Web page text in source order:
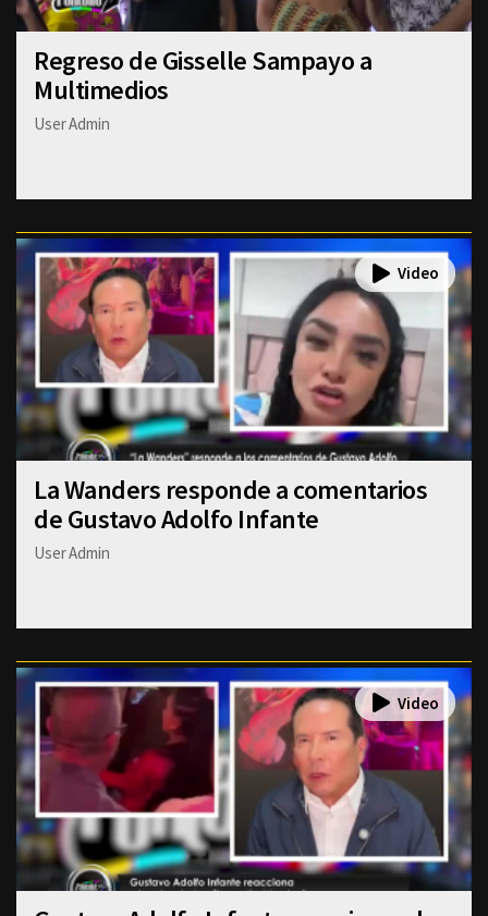
Regreso de Gisselle Sampayo a
Multimedios
User Admin
La Wanders responde a comentarios
de Gustavo Adolfo Infante
User Admin